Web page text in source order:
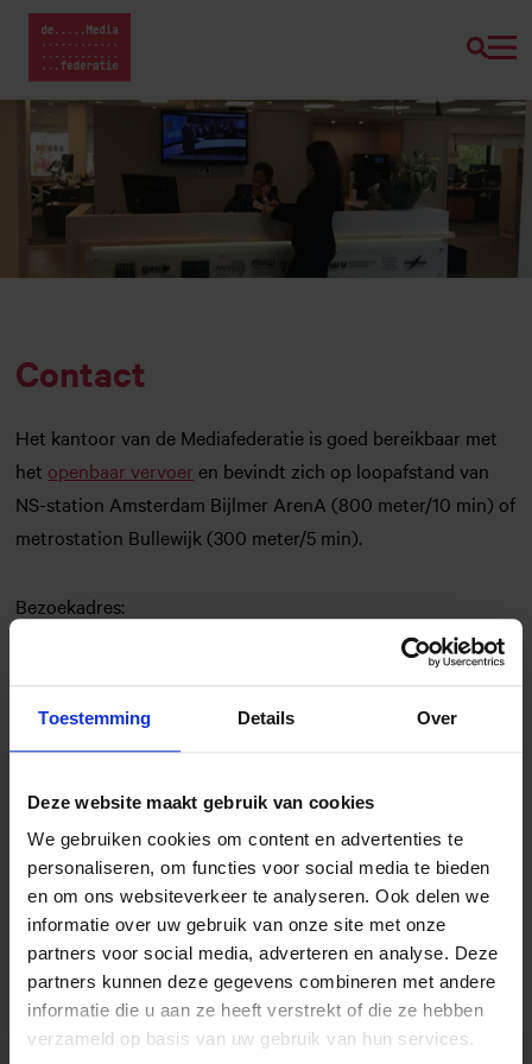
Toestemming Details Over
Deze website maakt gebruik van cookies
We gebruiken cookies om content en advertenties te
personaliseren, om functies voor social media te bieden
en om ons websiteverkeer te analyseren. Ook delen we
informatie over uw gebruik van onze site met onze
partners voor social media, adverteren en analyse. Deze
partners kunnen deze gegevens combineren met andere
informatie die u aan ze heeft verstrekt of die ze hebben
verzameld op basis van uw gebruik van hun services.
Naar
hoofdinhoud
Home van Mediafederatie
Contact
Het kantoor van de Mediafederatie is goed bereikbaar met
het openbaar vervoer en bevindt zich op loopafstand van
NS-station Amsterdam Bijlmer ArenA (800 meter/10 min) of
metrostation Bullewijk (300 meter/5 min).
Bezoekadres:
1100 AA Amsterdam
Telefoon: 020 430 91 50
E-mail:info@mediafederatie.nl